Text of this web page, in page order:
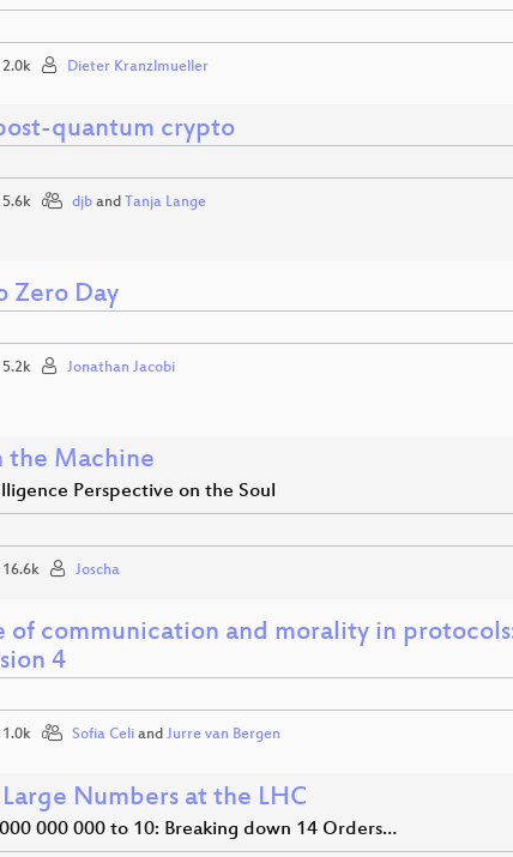
2.0k Dieter Kranzlmueller
quantum crypto
5.6k djb and Tanja Lange
Zero Day
5.2k Jonathan Jacobi
the Machine
Perspective on the Soul
16.6k Joscha
of communication and morality in
4
1.0k Sofia Celi and Jurre van Bergen
Numbers at the LHC
000 000 to 10: Breaking down 14 Orders…